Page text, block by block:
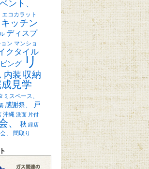
ント、
エコカラット
キッチン
ディスプ
ン マンショ
クタイル
ング リ
内装 収納
見学
スペース、
感謝祭、
戸
沖縄 洗面 片付
、 秋 緑店
、 間取り